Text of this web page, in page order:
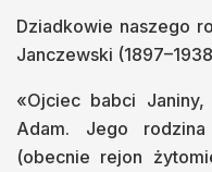
Dziadkowie naszego
Janczewski
«Ojciec babci
Adam. Jego
(obecnie rejon